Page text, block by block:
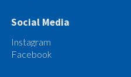
Social Media
Instagram
Facebook